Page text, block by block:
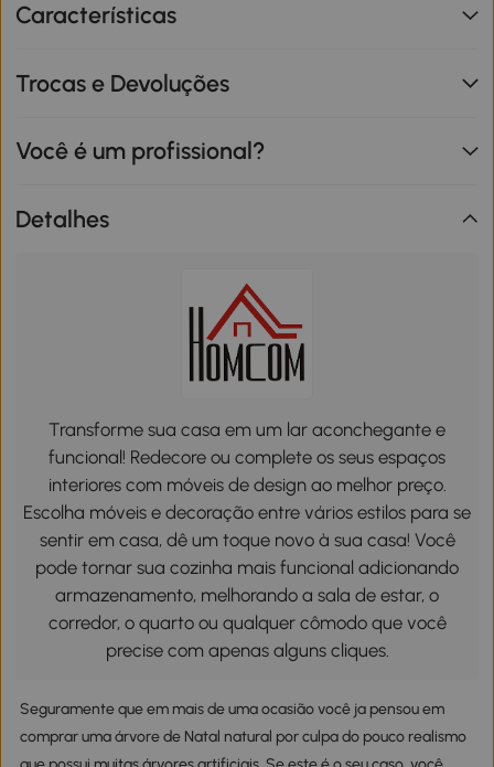
Características
Trocas e Devoluções
Você é um profissional?
Detalhes
Transforme sua casa em um lar aconchegante e
funcional! Redecore ou complete os seus espaços
interiores com móveis de design ao melhor preço.
Escolha móveis e decoração entre vários estilos para se
sentir em casa, dê um toque novo à sua casa! Você
pode tornar sua cozinha mais funcional adicionando
armazenamento, melhorando a sala de estar, o
corredor, o quarto ou qualquer cômodo que você
precise com apenas alguns cliques.
Seguramente que em mais de uma ocasião você ja pensou em
comprar uma árvore de Natal natural por culpa do pouco realismo